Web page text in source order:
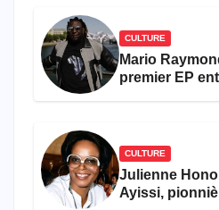
CULTURE
Mario
premier EP
CULTURE
Julienne
Ayissi,